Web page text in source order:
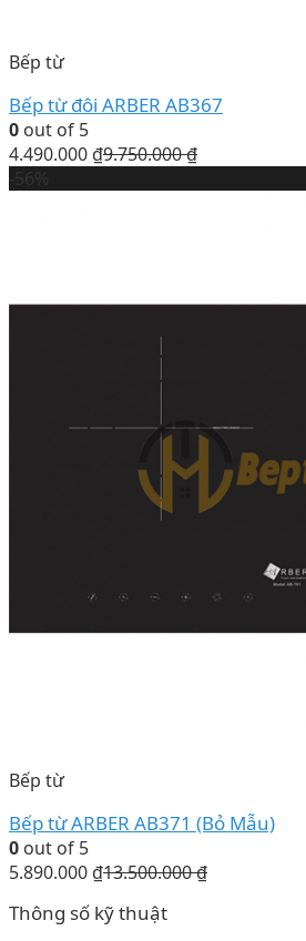
Bếp từ
Bếp từ đôi ARBER AB367
0 out of 5
4.490.000 ₫9.750.000₫
Bếp từ
Bếp từ ARBER AB371 (Bỏ Mẫu)
0 out of 5
5.890.000 ₫13.500.000₫
Thông số kỹ thuật